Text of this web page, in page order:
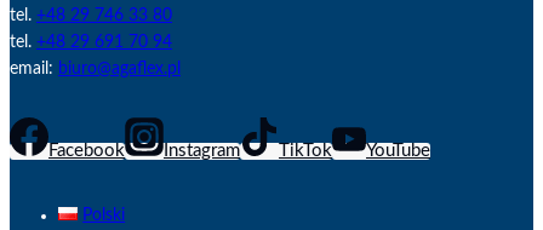
tel. +48 29 746 33 80
tel. +48 29 691 70 94
email: biuro@agaflex.pl
Facebook Instagram TikTok YouTube
Polski